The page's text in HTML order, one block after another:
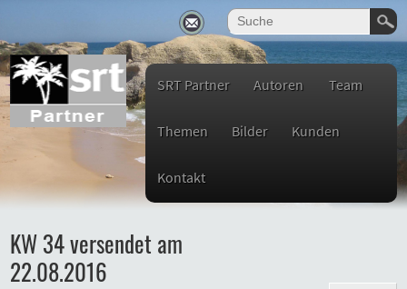
SRT Partner Autoren Team
Themen Bilder Kunden
Kontakt
KW 34 versendet am
22.08.2016